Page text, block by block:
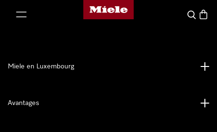
Page d'accueil de Miele
Panier
Miele en Luxembourg
Avantages